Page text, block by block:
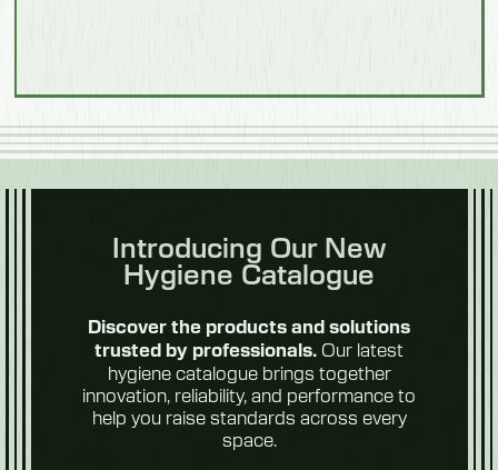
Introducing Our New
Hygiene Catalogue
Discover the products and solutions
trusted by professionals. Our latest
hygiene catalogue brings together
innovation, reliability, and performance to
help you raise standards across every
space.